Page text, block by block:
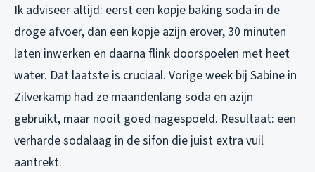
Ik adviseer altijd: eerst een kopje baking soda in de
droge afvoer, dan een kopje azijn erover, 30 minuten
laten inwerken en daarna flink doorspoelen met heet
water. Dat laatste is cruciaal. Vorige week bij Sabine in
Zilverkamp had ze maandenlang soda en azijn
gebruikt, maar nooit goed nagespoeld. Resultaat: een
verharde sodalaag in de sifon die juist extra vuil
aantrekt.